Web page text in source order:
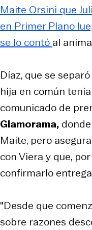
Maite Orsini que
en Primer Plano
se lo contó al
Díaz, que se
hija en común
comunicado de
Glamorama,
Maite, pero
con Viera y que,
confirmarlo
"Desde que
sobre razones